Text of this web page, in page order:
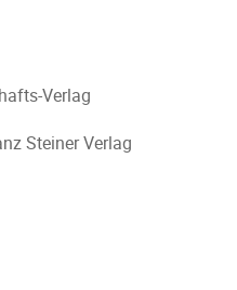
Verlag
Steiner Verlag